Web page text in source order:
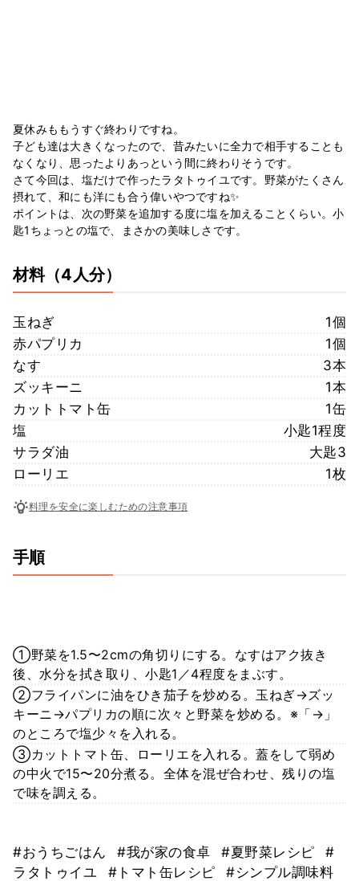
夏休みももうすぐ終わりですね。
子ども達は大きくなったので、昔みたいに全力で相手することも
なくなり、思ったよりあっという間に終わりそうです。
さて今回は、塩だけで作ったラタトゥイユです。野菜がたくさん
摂れて、和にも洋にも合う偉いやつですね✨
ポイントは、次の野菜を追加する度に塩を加えることくらい。小
匙1ちょっとの塩で、まさかの美味しさです。
材料（4人分）
玉ねぎ
1個
赤パプリカ
1個
なす
3本
ズッキーニ
1本
カットトマト缶
1缶
塩
小匙1程度
サラダ油
大匙3
ローリエ
1枚
料理を安全に楽しむための注意事項
手順
①野菜を1.5〜2cmの角切りにする。なすはアク抜き
後、水分を拭き取り、小匙1／4程度をまぶす。
②フライパンに油をひき茄子を炒める。玉ねぎ→ズッ
キーニ→パプリカの順に次々と野菜を炒める。※「→」
のところで塩少々を入れる。
③カットトマト缶、ローリエを入れる。蓋をして弱め
の中火で15〜20分煮る。全体を混ぜ合わせ、残りの塩
で味を調える。
#おうちごはん #我が家の食卓 #夏野菜レシピ
#
ラタトゥイユ
#トマト缶レシピ
#シンプル調味料